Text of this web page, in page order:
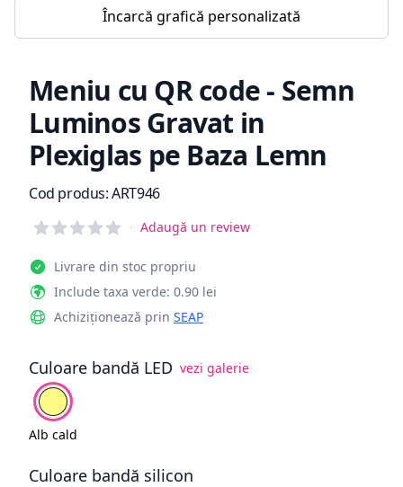
Încarcă grafică personalizată
Meniu cu QR code - Semn
Luminos Gravat in
Plexiglas pe Baza Lemn
Informații de produs
Cod produs:ART946
Reviews
· Adaugă un review
Livrare din stoc propriu
Include taxa verde: 0.90 lei
Achiziționează prin SEAP
Culoare bandă LED vezi galerie
Alege culoare
Alb cald
Alb cald
Culoare bandă silicon